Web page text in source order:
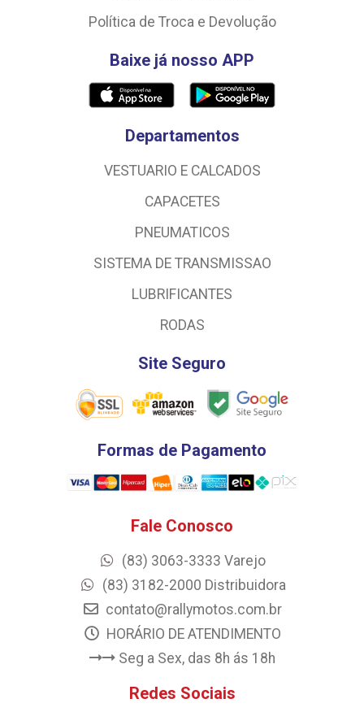
Política de Troca e Devolução
Baixe já nosso APP
Departamentos
VESTUARIO E CALCADOS
CAPACETES
PNEUMATICOS
SISTEMA DE TRANSMISSAO
LUBRIFICANTES
RODAS
Site Seguro
Formas de Pagamento
Fale Conosco
(83) 3063-3333 Varejo
(83) 3182-2000 Distribuidora
contato@rallymotos.com.br
HORÁRIO DE ATENDIMENTO
Seg a Sex, das 8h ás 18h
Redes Sociais